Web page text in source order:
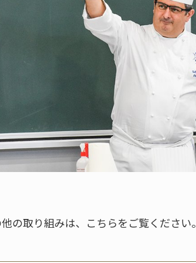
の取り組みは、こちらをご覧ください。